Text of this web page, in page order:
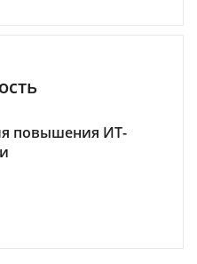
повышения ИТ-